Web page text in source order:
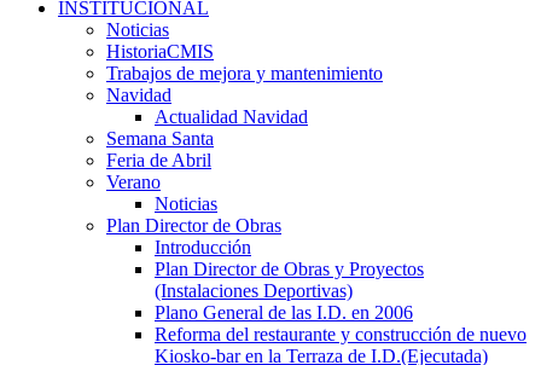
INSTITUCIONAL
Noticias
HistoriaCMIS
Trabajos de mejora y mantenimiento
Navidad
Actualidad Navidad
Semana Santa
Feria de Abril
Verano
Noticias
Plan Director de Obras
Introducción
Plan Director de Obras y Proyectos
(Instalaciones Deportivas)
Plano General de las I.D. en 2006
Reforma del restaurante y construcción de nuevo
Kiosko-bar en la Terraza de I.D.(Ejecutada)